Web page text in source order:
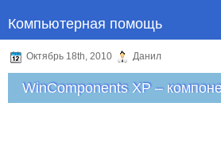
Компьютерная помощь
Октябрь 18th, 2010 Данил
WinComponents XP –